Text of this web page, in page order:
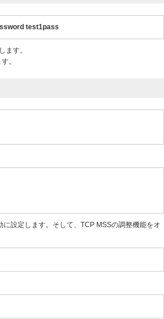
test1pass
ます。
。
設定します。そして、TCP MSSの調整機能をオ